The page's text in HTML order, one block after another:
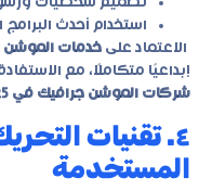
استخدام أحدث البرامج
الاعتماد على خدمات الموشن
إبداعيًا متكاملًا، مع
شركات الموشن جرافيك في 2025
٤. تقنيات
المستخدمة